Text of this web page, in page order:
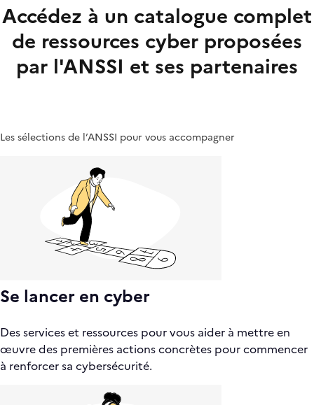
Accédez à un catalogue complet
de ressources cyber proposées
par l'ANSSI et ses partenaires
Les sélections de l’ANSSI pour vous accompagner
Se lancer en cyber
Des services et ressources pour vous aider à mettre en
œuvre des premières actions concrètes pour commencer
à renforcer sa cybersécurité.